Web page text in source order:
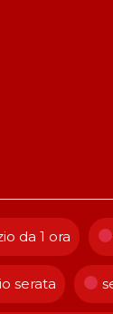
da 1 ora
serata